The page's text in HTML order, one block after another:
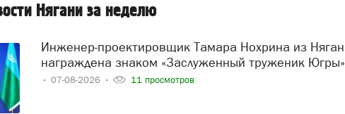
Нягани за неделю
Инженер-проектировщик Тамара Нохрина из Нягани
награждена знаком «Заслуженный труженик Югры»
07-08-2026 11 просмотров